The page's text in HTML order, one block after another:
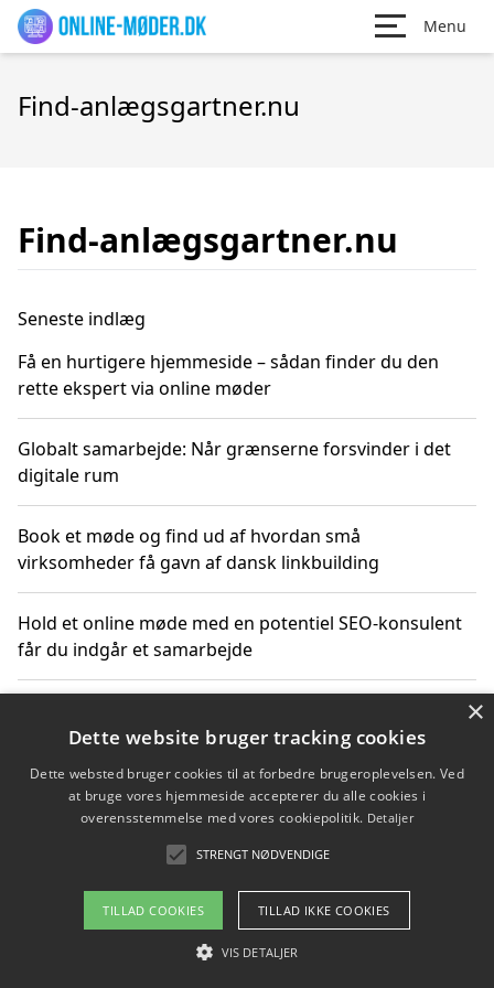
Menu
Find-anlægsgartner.nu
Find-anlægsgartner.nu
Seneste indlæg
Få en hurtigere hjemmeside – sådan finder du den
rette ekspert via online møder
Globalt samarbejde: Når grænserne forsvinder i det
digitale rum
Book et møde og find ud af hvordan små
virksomheder få gavn af dansk linkbuilding
Hold et online møde med en potentiel SEO-konsulent
får du indgår et samarbejde
Hold et møde med en WordPress ekspert og vælg den
mest professionelle til at vedligeholde din løsning
Copyright 2026 - Pilanto Aps
Om / kontakt
×
Dette website bruger tracking cookies
Dette websted bruger cookies til at forbedre brugeroplevelsen. Ved
at bruge vores hjemmeside accepterer du alle cookies i
overensstemmelse med vores cookiepolitik. Detaljer
STRENGT NØDVENDIGE
TILLAD COOKIES TILLAD IKKE COOKIES
VIS DETALJER